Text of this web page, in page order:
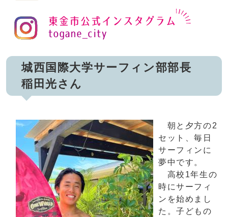
城西国際大学サーフィン部部長
稲田光さん
朝と夕方の2
セット、毎日
サーフィンに
夢中です。
高校1年生の
時にサーフィ
ンを始めまし
た。子どもの